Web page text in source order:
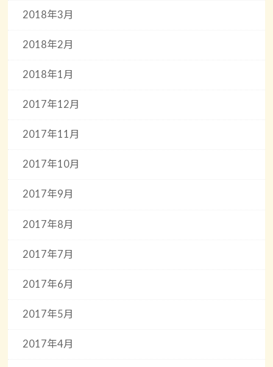
2018年3月
2018年2月
2018年1月
2017年12月
2017年11月
2017年10月
2017年9月
2017年8月
2017年7月
2017年6月
2017年5月
2017年4月